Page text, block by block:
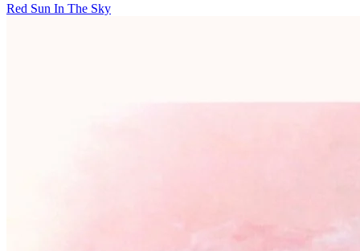
Red Sun In The Sky